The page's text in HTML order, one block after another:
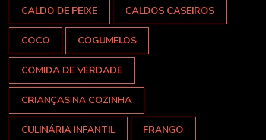
CALDO DE PEIXE CALDOS CASEIROS
COCO COGUMELOS
COMIDA DE VERDADE
CRIANÇAS NA COZINHA
CULINÁRIA INFANTIL FRANGO